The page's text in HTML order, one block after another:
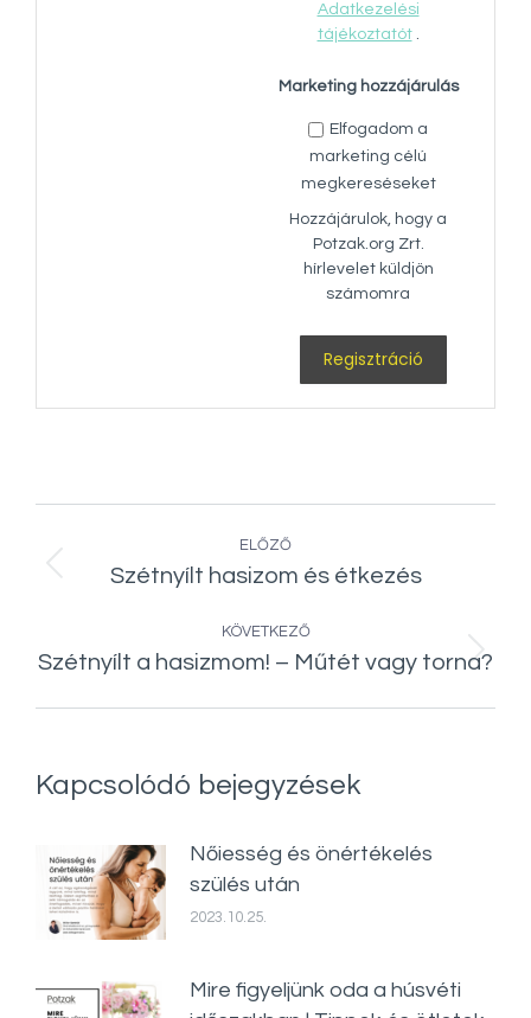
Adatkezelési
tájékoztatót.
Marketing hozzájárulás
Elfogadom a
marketing célú
megkereséseket
Hozzájárulok, hogy a
Potzak.org Zrt.
hírlevelet küldjön
számomra
Regisztráció
navigation
ELŐZŐ
Előző
Szétnyílt hasizom és étkezés
KÖVETKEZŐ
Következő
Szétnyílt a hasizmom! – Műtét vagy torna?
Kapcsolódó bejegyzések
Nőiesség és önértékelés
szülés után
2023.10.25.
Mire figyeljünk oda a húsvéti